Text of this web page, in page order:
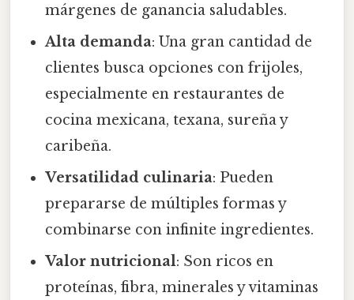
márgenes de ganancia saludables.
Alta demanda: Una gran cantidad de
clientes busca opciones con frijoles,
especialmente en restaurantes de
cocina mexicana, texana, sureña y
caribeña.
Versatilidad culinaria: Pueden
prepararse de múltiples formas y
combinarse con infinite ingredientes.
Valor nutricional: Son ricos en
proteínas, fibra, minerales y vitaminas